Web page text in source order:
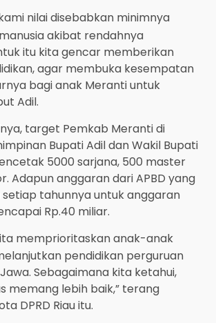
nilai disebabkan minimnya
akibat rendahnya
itu kita gencar memberikan
agar membuka kesempatan
bagi anak Meranti untuk
Adil.
target Pemkab Meranti di
Bupati Adil dan Wakil Bupati
5000 sarjana, 500 master
Adapun anggaran dari APBD yang
tahunnya untuk anggaran
Rp.40 miliar.
memprioritaskan anak-anak
pendidikan perguruan
Sebagaimana kita ketahui,
memang lebih baik,” terang
DPRD Riau itu.